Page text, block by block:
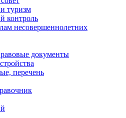
туризм
контроль
несовершеннолетних
документы
перечень